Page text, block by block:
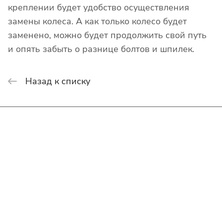
креплении будет удобство осуществления
замены колеса. А как только колесо будет
заменено, можно будет продолжить свой путь
и опять забыть о разнице болтов и шпилек.
Назад к списку